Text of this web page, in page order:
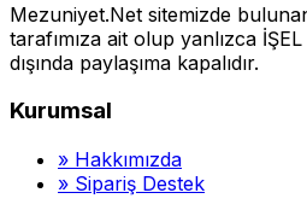
Mezuniyet.Net sitemizde
tarafımıza ait olup yanlızca
dışında paylaşıma kapalıdır.
Kurumsal
» Hakkımızda
» Sipariş Destek